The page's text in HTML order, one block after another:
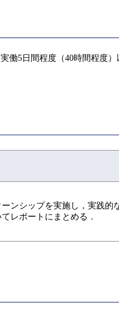
働5日間程度（40時間程
ンシップを実施し，実践
レポートにまとめる．